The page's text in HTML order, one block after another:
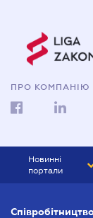
ПРО КОМПАНІЮ
Новинні
портали